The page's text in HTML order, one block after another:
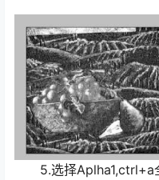
5.选择Aplha1,ctrl+a